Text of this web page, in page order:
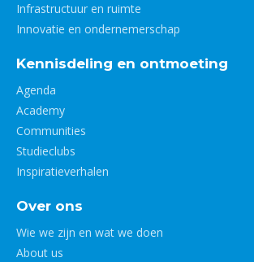
Infrastructuur en ruimte
Innovatie en ondernemerschap
Kennisdeling en ontmoeting
Agenda
Academy
Communities
Studieclubs
Inspiratieverhalen
Over ons
Wie we zijn en wat we doen
About us